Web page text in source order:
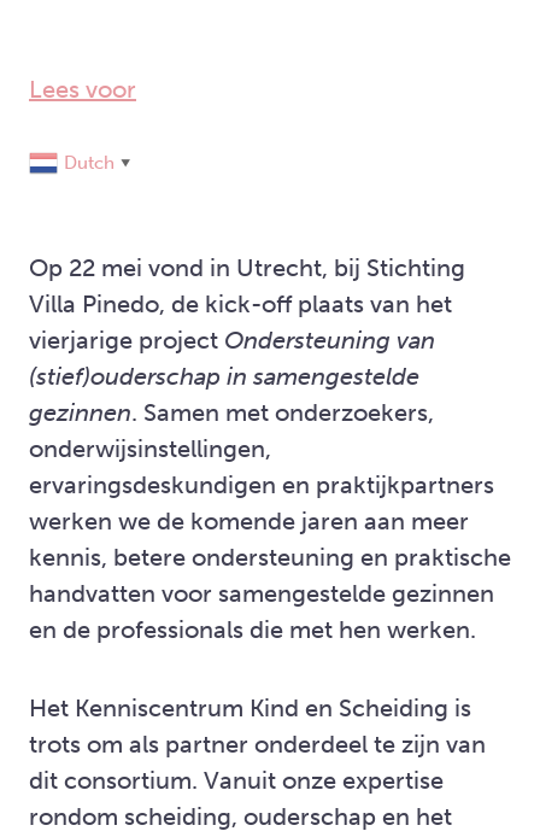
Lees voor
Dutch ▼
Op 22 mei vond in Utrecht, bij Stichting
Villa Pinedo, de kick-off plaats van het
vierjarige project Ondersteuning van
(stief)ouderschap in samengestelde
gezinnen. Samen met onderzoekers,
onderwijsinstellingen,
ervaringsdeskundigen en praktijkpartners
werken we de komende jaren aan meer
kennis, betere ondersteuning en praktische
handvatten voor samengestelde gezinnen
en de professionals die met hen werken.
Het Kenniscentrum Kind en Scheiding is
trots om als partner onderdeel te zijn van
dit consortium. Vanuit onze expertise
rondom scheiding, ouderschap en het